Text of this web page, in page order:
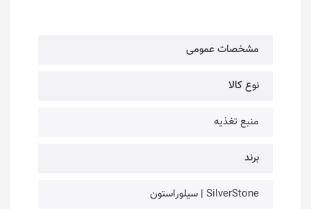
مشخصات عمومی
نوع کالا
منبع تغذیه
برند
SilverStone | سیلوراستون